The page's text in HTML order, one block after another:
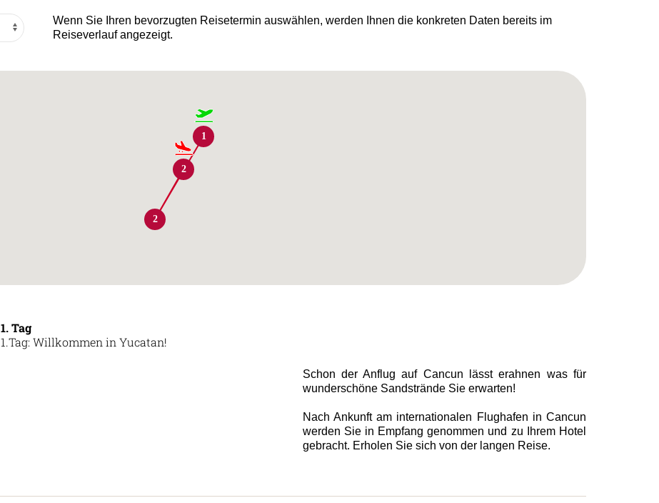
Wenn Sie Ihren bevorzugten Reisetermin auswählen, werden Ihnen die konkreten Daten bereits im
Reiseverlauf angezeigt.
1
2
2
1. Tag
1.Tag: Willkommen in Yucatan!
Schon der Anflug auf Cancun lässt erahnen was für
wunderschöne Sandstrände Sie erwarten!
Nach Ankunft am internationalen Flughafen in Cancun
werden Sie in Empfang genommen und zu Ihrem Hotel
gebracht. Erholen Sie sich von der langen Reise.